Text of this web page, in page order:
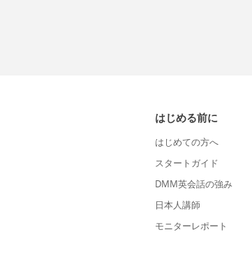
はじめる前に
はじめての方へ
スタートガイド
DMM英会話の強み
日本人講師
モニターレポート